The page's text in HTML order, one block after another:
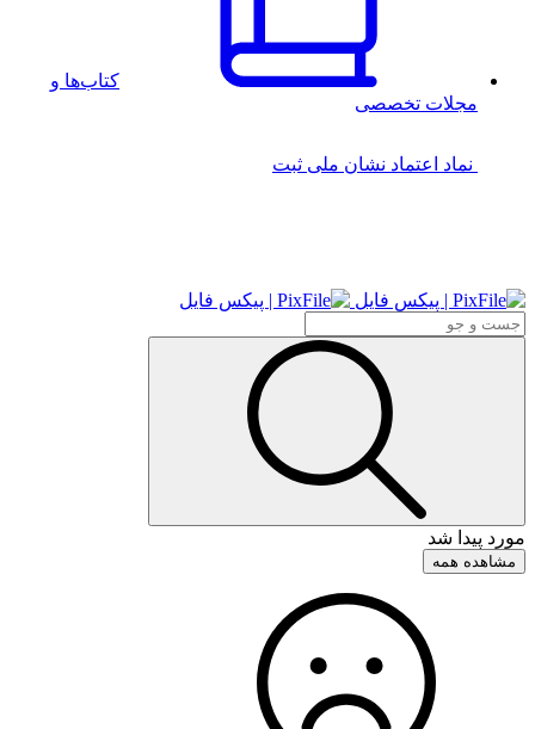
کتاب‌ها و
مجلات تخصصی
نماد اعتماد نشان ملی ثبت
مورد پیدا شد
مشاهده همه